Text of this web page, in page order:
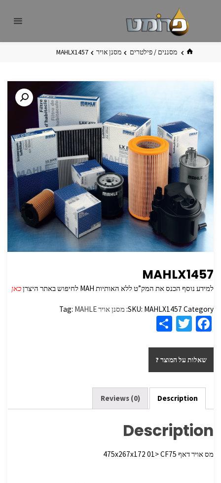
בית מסננים / פילטרים מסנן אויר MAHLX1457
MAHLX1457
למידע נוסף הכנס את המק”ט ללא האותיות MAH לחיפוש באתר היצרן כאן
SKU: MAHLX1457 Category: מסנן אויר Tag: MAHLE
Fa
b
o
o
k
T
tt
er
ar
e
שאלות על המוצר ?
Description
Reviews (0)
Description
מס אויר דאף 475x267x172 01> CF75